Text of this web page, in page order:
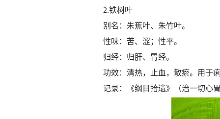
2.铁树叶
别名：朱蕉叶、朱竹叶。
性味：苦、涩；性平。
归经：归肝、胃经。
功效：清热，止血，散瘀。用于
记录：《纲目拾遗》（治一切心